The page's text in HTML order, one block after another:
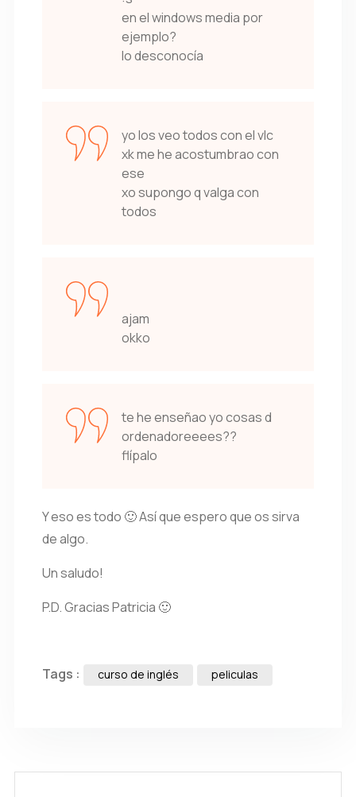
en el windows media por
ejemplo?
lo desconocía
yo los veo todos con el vlc
xk me he acostumbrao con
ese
xo supongo q valga con
todos
ajam
okko
te he enseñao yo cosas d
ordenadoreeees??
flípalo
Y eso es todo 🙂 Así que espero que os sirva
de algo.
Un saludo!
P.D. Gracias Patricia 🙂
Tags : curso de inglés peliculas